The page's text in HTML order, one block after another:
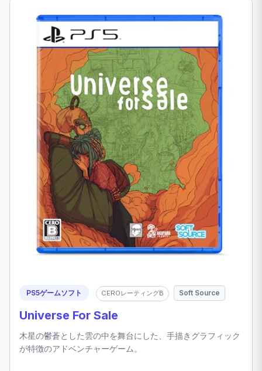
PS5ゲームソフト CEROレーティングB Soft Source
Universe For Sale
木星の鬱蒼とした雲の中を舞台にした、手描きグラフィック
が特徴のアドベンチャーゲーム。